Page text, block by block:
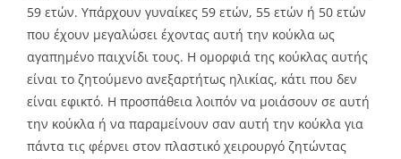
59 ετών. Υπάρχουν γυναίκες 59 ετών, 55 ετών ή 50 ετών
που έχουν μεγαλώσει έχοντας αυτή την κούκλα ως
αγαπημένο παιχνίδι τους. Η ομορφιά της κούκλας αυτής
είναι το ζητούμενο ανεξαρτήτως ηλικίας, κάτι που δεν
είναι εφικτό. Η προσπάθεια λοιπόν να μοιάσουν σε αυτή
την κούκλα ή να παραμείνουν σαν αυτή την κούκλα για
πάντα τις φέρνει στον πλαστικό χειρουργό ζητώντας